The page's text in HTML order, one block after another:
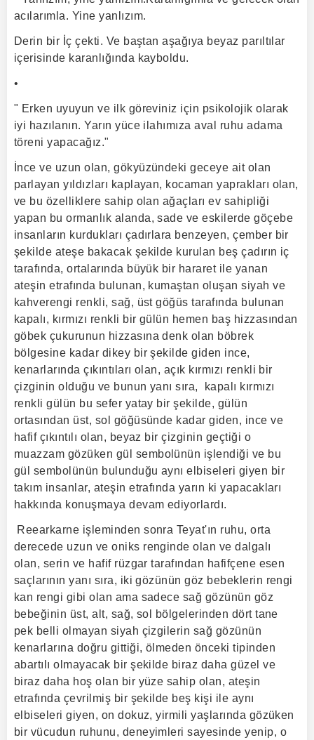
acılarımla. Yine yanlızım.
Derin bir İç çekti. Ve baştan aşağıya beyaz parıltılar
içerisinde karanlığında kayboldu.
•
" Erken uyuyun ve ilk göreviniz için psikolojik olarak
iyi hazılanın. Yarın yüce ilahımıza aval ruhu adama
töreni yapacağız."
İnce ve uzun olan, gökyüzündeki geceye ait olan
parlayan yıldızları kaplayan, kocaman yaprakları olan,
ve bu özelliklere sahip olan ağaçları ev sahipliği
yapan bu ormanlık alanda, sade ve eskilerde göçebe
insanların kurdukları çadırlara benzeyen, çember bir
şekilde ateşe bakacak şekilde kurulan beş çadırın iç
tarafında, ortalarında büyük bir hararet ile yanan
ateşin etrafında bulunan, kumaştan oluşan siyah ve
kahverengi renkli, sağ, üst göğüs tarafında bulunan
kapalı, kırmızı renkli bir gülün hemen baş hizzasından
göbek çukurunun hizzasına denk olan böbrek
bölgesine kadar dikey bir şekilde giden ince,
kenarlarında çıkıntıları olan, açık kırmızı renkli bir
çizginin olduğu ve bunun yanı sıra, kapalı kırmızı
renkli gülün bu sefer yatay bir şekilde, gülün
ortasından üst, sol göğüsünde kadar giden, ince ve
hafif çıkıntılı olan, beyaz bir çizginin geçtiği o
muazzam gözüken gül sembolünün işlendiği ve bu
gül sembolünün bulunduğu aynı elbiseleri giyen bir
takım insanlar, ateşin etrafında yarın ki yapacakları
hakkında konuşmaya devam ediyorlardı.
Reearkarne işleminden sonra Teyat'ın ruhu, orta
derecede uzun ve oniks renginde olan ve dalgalı
olan, serin ve hafif rüzgar tarafından hafifçene esen
saçlarının yanı sıra, iki gözünün göz bebeklerin rengi
kan rengi gibi olan ama sadece sağ gözünün göz
bebeğinin üst, alt, sağ, sol bölgelerinden dört tane
pek belli olmayan siyah çizgilerin sağ gözünün
kenarlarına doğru gittiği, ölmeden önceki tipinden
abartılı olmayacak bir şekilde biraz daha güzel ve
biraz daha hoş olan bir yüze sahip olan, ateşin
etrafında çevrilmiş bir şekilde beş kişi ile aynı
elbiseleri giyen, on dokuz, yirmili yaşlarında gözüken
bir vücudun ruhunu, deneyimleri sayesinde yenip, o